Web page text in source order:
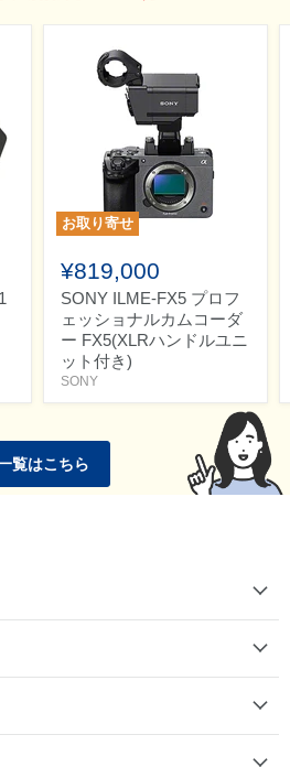
お取り寄せ
¥819,000
SONY ILME-FX5 プロフ
ェッショナルカムコーダ
ー FX5(XLRハンドルユニ
ット付き)
SONY
覧はこちら